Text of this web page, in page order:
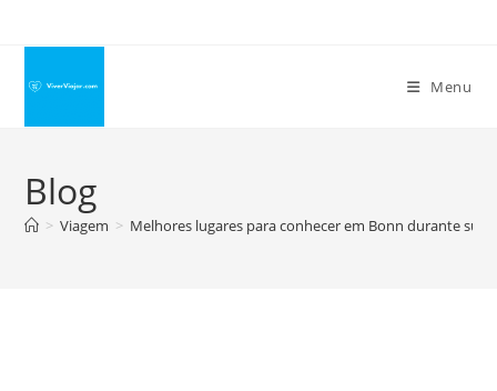
conteúdo
Menu
Blog
> Viagem > Melhores lugares para conhecer em Bonn durante